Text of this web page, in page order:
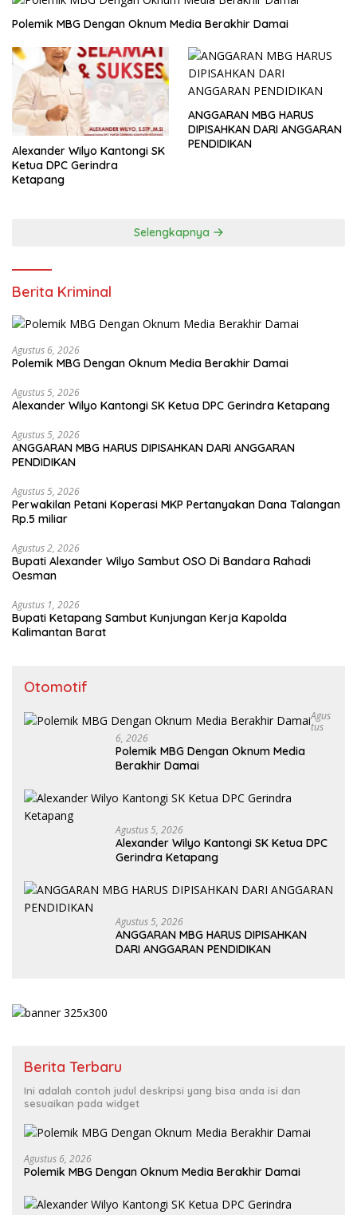
Polemik MBG Dengan Oknum Media Berakhir Damai
Alexander Wilyo Kantongi SK
Ketua DPC Gerindra
Ketapang
ANGGARAN MBG HARUS
DIPISAHKAN DARI ANGGARAN
PENDIDIKAN
Selengkapnya
Berita Kriminal
Agustus 6, 2026
Polemik MBG Dengan Oknum Media Berakhir Damai
Agustus 5, 2026
Alexander Wilyo Kantongi SK Ketua DPC Gerindra Ketapang
Agustus 5, 2026
ANGGARAN MBG HARUS DIPISAHKAN DARI ANGGARAN
PENDIDIKAN
Agustus 5, 2026
Perwakilan Petani Koperasi MKP Pertanyakan Dana Talangan
Rp.5 miliar
Agustus 2, 2026
Bupati Alexander Wilyo Sambut OSO Di Bandara Rahadi
Oesman
Agustus 1, 2026
Bupati Ketapang Sambut Kunjungan Kerja Kapolda
Kalimantan Barat
Otomotif
Agus
Tus
6, 2026
Polemik MBG Dengan Oknum Media
Berakhir Damai
Agustus 5, 2026
Alexander Wilyo Kantongi SK Ketua DPC
Gerindra Ketapang
Agustus 5, 2026
ANGGARAN MBG HARUS DIPISAHKAN
DARI ANGGARAN PENDIDIKAN
Berita Terbaru
Ini adalah contoh judul deskripsi yang bisa anda isi dan
sesuaikan pada widget
Agustus 6, 2026
Polemik MBG Dengan Oknum Media Berakhir Damai